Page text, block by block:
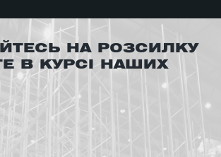
НА РОЗСИЛКУ
В КУРСІ НАШИХ